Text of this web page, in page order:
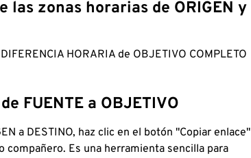
las zonas horarias de ORIGEN y
HORARIA de OBJETIVO COMPLETO
FUENTE a OBJETIVO
a DESTINO, haz clic en el botón "Copiar enlace"
compañero. Es una herramienta sencilla para